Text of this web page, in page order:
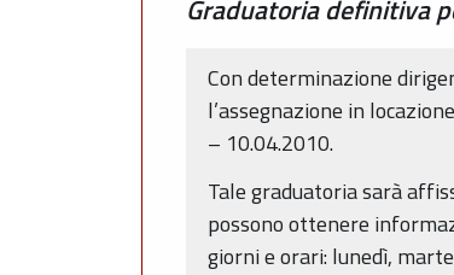
Graduatoria definitiva
Con determinazione
l’assegnazione in
– 10.04.2010.
Tale graduatoria sarà
possono ottenere
giorni e orari: lunedì,